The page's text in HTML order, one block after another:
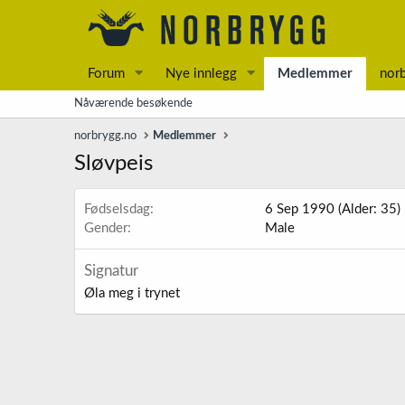
Forum Nye innlegg Medlemmer
Nåværende besøkende
norbrygg.no Medlemmer
Sløvpeis
Fødselsdag
6 Sep 1990 (Alder: 35)
Gender
Male
Signatur
Øla meg i trynet